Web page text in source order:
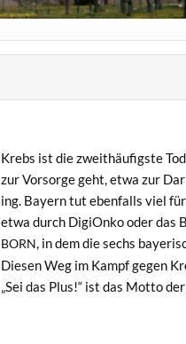
Krebs ist die zwei­thäu­fig­ste
zur Vor­sorge geht, etwa zur
ing. Bay­ern tut eben­falls viel
etwa durch DigiOnko oder das
BORN, in dem die sechs
Diesen Weg im Kampf gegen
„Sei das Plus!“ ist das Mot­to